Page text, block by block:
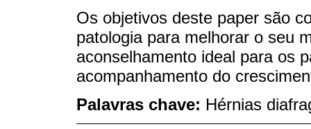
Os objetivos deste paper são
patologia para melhorar o seu
aconselhamento ideal para os
acompanhamento do
Palavras chave: Hérnias